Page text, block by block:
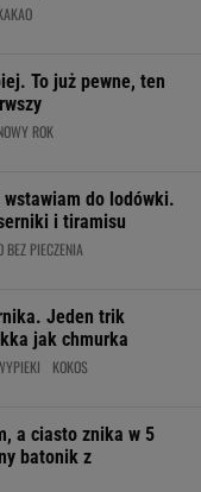
To już pewne, ten
ROK
do lodówki.
i tiramisu
BEZ PIECZENIA
Jeden trik
jak chmurka
KOKOS
a ciasto znika w 5
batonik z